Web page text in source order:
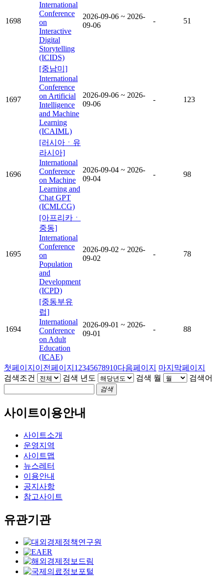
1698
International
Conference
on
Interactive
Digital
Storytelling
(ICIDS)
2026-09-06 ~ 2026-
09-06
- 51
1697
[중남미]
International
Conference
on Artificial
Intelligence
and Machine
Learning
(ICAIML)
2026-09-06 ~ 2026-
09-06
- 123
1696
[러시아ㆍ유
라시아]
International
Conference
on Machine
Learning and
Chat GPT
(ICMLCG)
2026-09-04 ~ 2026-
09-04
- 98
1695
[아프리카ㆍ
중동]
International
Conference
on
Population
and
Development
(ICPD)
2026-09-02 ~ 2026-
09-02
- 78
1694
[중동부유
럽]
International
Conference
on Adult
Education
(ICAE)
2026-09-01 ~ 2026-
09-01
- 88
첫페이지 이전페이지 1 2345678910다음페이지
마지막페이지
검색조건
검색 년도 검색 월 검색어
검색
사이트이용안내
사이트소개
운영지역
사이트맵
뉴스레터
이용안내
공지사항
참고사이트
유관기관